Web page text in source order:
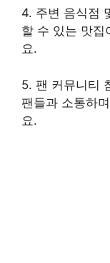
4. 주변 음식점
할 수 있는 맛집
요.
5. 팬 커뮤니티
팬들과 소통하
요.